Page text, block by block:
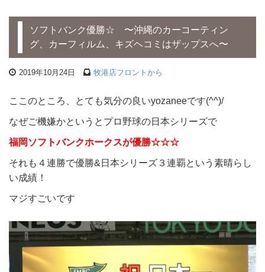
ソフトバンク優勝☆ 〜沖縄のカーコーティン
グ、カーフィルム、キズヘコミはザップスへ〜
2019年10月24日 牧港店フロントから
ここのところ、とても気分の良いyozaneeです(^^)/
なぜご機嫌かというとプロ野球の日本シリーズで
福岡ソフトバンクホークスが優勝☆☆☆
それも４連勝で優勝&日本シリーズ３連覇という素晴らし
い成績！
マジすごいです